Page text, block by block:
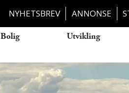
NYHETSBREV ANNONSE
Bolig Utvikling